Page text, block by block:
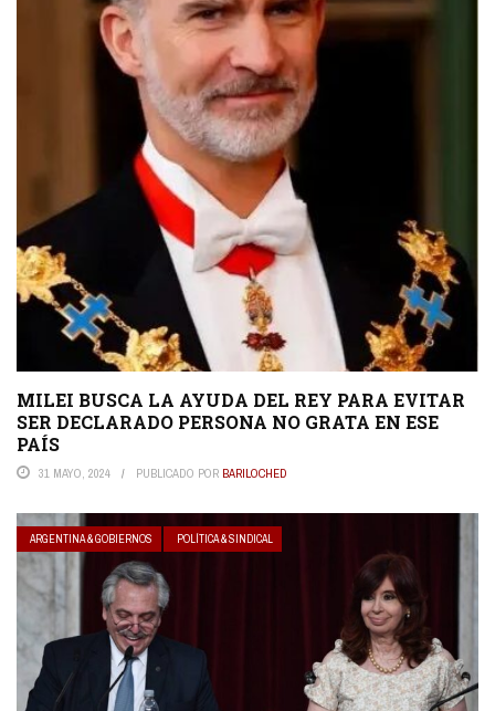
MILEI BUSCA LA AYUDA DEL REY PARA EVITAR
SER DECLARADO PERSONA NO GRATA EN ESE
PAÍS
31 MAYO, 2024 PUBLICADO POR BARILOCHED
ARGENTINA & GOBIERNOS POLÍTICA & SINDICAL